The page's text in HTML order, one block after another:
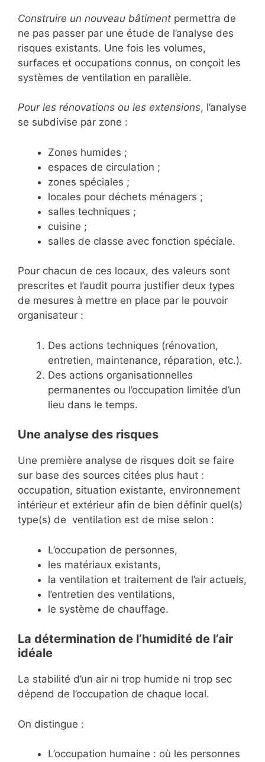
Construire un nouveau bâtiment permettra de
ne pas passer par une étude de l’analyse des
risques existants. Une fois les volumes,
surfaces et occupations connus, on conçoit les
systèmes de ventilation en parallèle.
Pour les rénovations ou les extensions, l’analyse
se subdivise par zone :
Zones humides ;
espaces de circulation ;
zones spéciales ;
locales pour déchets ménagers ;
salles techniques ;
cuisine ;
salles de classe avec fonction spéciale.
Pour chacun de ces locaux, des valeurs sont
prescrites et l’audit pourra justifier deux types
de mesures à mettre en place par le pouvoir
organisateur :
Des actions techniques (rénovation,
entretien, maintenance, réparation, etc.).
Des actions organisationnelles
permanentes ou l’occupation limitée d’un
lieu dans le temps.
Une analyse des risques
Une première analyse de risques doit se faire
sur base des sources citées plus haut :
occupation, situation existante, environnement
intérieur et extérieur afin de bien définir quel(s)
type(s) de ventilation est de mise selon :
L’occupation de personnes,
les matériaux existants,
la ventilation et traitement de l’air actuels,
l’entretien des ventilations,
le système de chauffage.
La détermination de l’humidité de l’air
idéale
La stabilité d’un air ni trop humide ni trop sec
dépend de l’occupation de chaque local.
On distingue :
L’occupation humaine : où les personnes